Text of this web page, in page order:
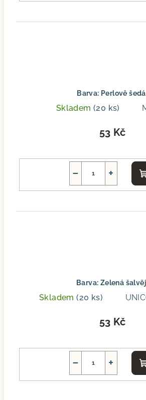
Barva: Perlově šedá
Skladem (20 ks)
53 Kč
+
−
Barva: Zelená šalvěj
Skladem(20 ks)
53 Kč
+
−